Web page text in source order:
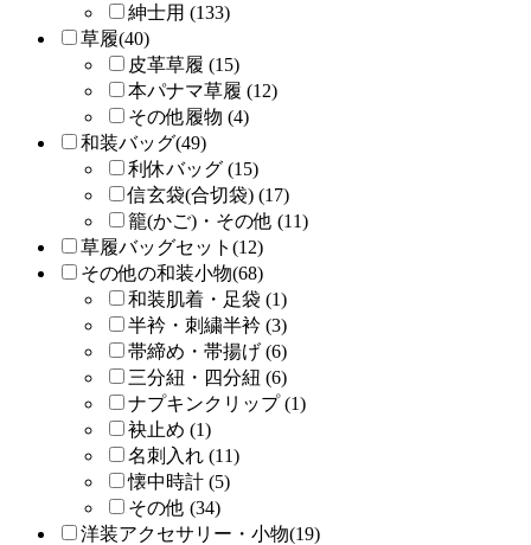
紳士用 (133)
草履(40)
皮革草履 (15)
本パナマ草履 (12)
その他履物 (4)
和装バッグ(49)
利休バッグ (15)
信玄袋(合切袋) (17)
籠(かご)・その他 (11)
草履バッグセット(12)
その他の和装小物(68)
和装肌着・足袋 (1)
半衿・刺繍半衿 (3)
帯締め・帯揚げ (6)
三分紐・四分紐 (6)
ナプキンクリップ (1)
袂止め (1)
名刺入れ (11)
懐中時計 (5)
その他 (34)
洋装アクセサリー・小物(19)